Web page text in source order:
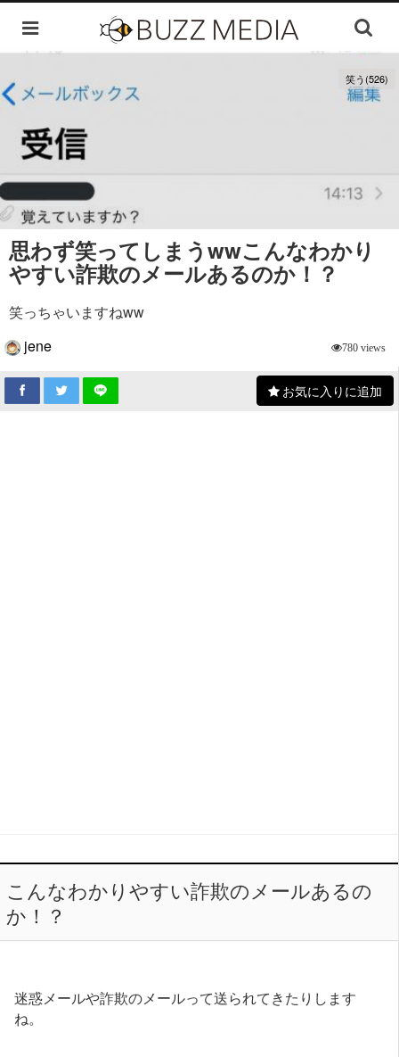
笑う(526)
思わず笑ってしまうwwこんなわかり
やすい詐欺のメールあるのか！？
笑っちゃいますねww
jene
780 views
お気に入りに追加
こんなわかりやすい詐欺のメールあるの
か！？
迷惑メールや詐欺のメールって送られてきたりします
ね。